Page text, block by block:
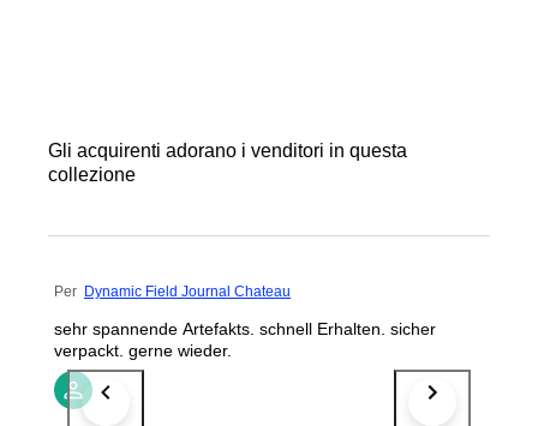
Gli acquirenti adorano i venditori in questa
collezione
Per Dynamic Field Journal Chateau
sehr spannende Artefakts. schnell Erhalten. sicher
verpackt. gerne wieder.